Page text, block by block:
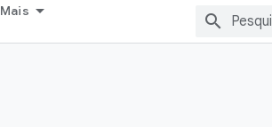
Mais